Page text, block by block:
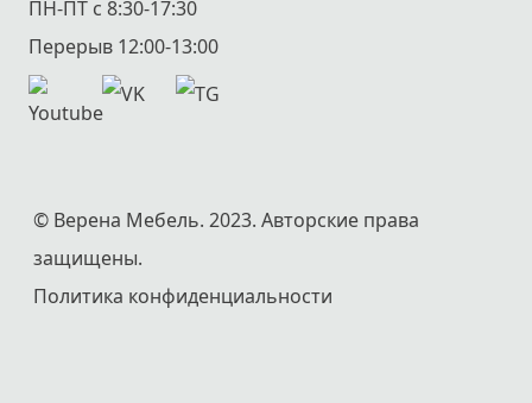
ПН-ПТ с 8:30-17:30
Перерыв 12:00-13:00
© Верена Мебель. 2023. Авторские права
защищены.
Политика конфиденциальности